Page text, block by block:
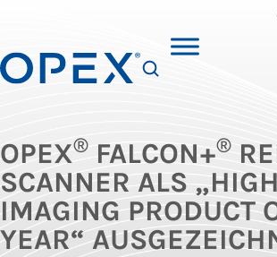
OPEX® FALCON+®
SCANNER ALS
IMAGING PRODUCT
YEAR“